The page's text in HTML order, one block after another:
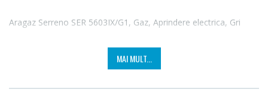
Aragaz Serreno SER 5603IX/G1, Gaz, Aprindere electrica, Gri
MAI MULT...